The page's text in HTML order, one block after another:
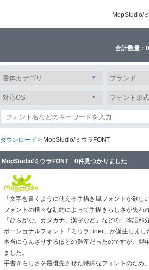
MopStudio/
合計数量： 0
ダウンロード > MopStudio/ミウラFONT
MopStudio/ミウラFONT 0件見つかりました
「文字を書くように使える手描き風フォントが欲
フォントの様々な制約によって手描きらしさが失
「ひらがな、カタカナ、漢字など」などの日本語
ポーショナルフォント「ミウラLiner」が誕生しまし
本当にうんざりするほどの難産だったのですが、翌
ました。
手書きらしさを最優先させた特殊なフォントのた